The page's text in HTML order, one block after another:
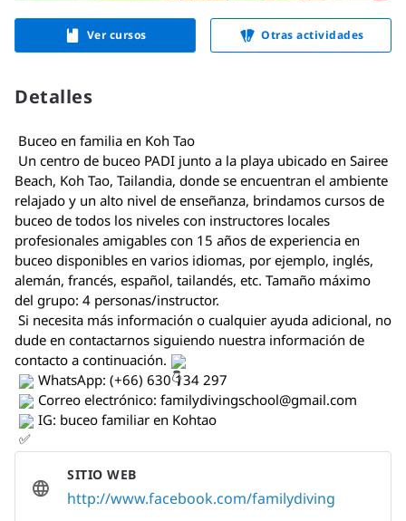
Ver cursos Otras actividades
Detalles
Buceo en familia en Koh Tao
Beach, Koh Tao, Tailandia, donde se encuentran el ambiente
relajado y un alto nivel de enseñanza, brindamos cursos de
buceo de todos los niveles con instructores locales
profesionales amigables con 15 años de experiencia en
buceo disponibles en varios idiomas, por ejemplo, inglés,
alemán, francés, español, tailandés, etc. Tamaño máximo
del grupo: 4 personas/instructor.
dude en contactarnos siguiendo nuestra información de
contacto a continuación.
WhatsApp: (+66) 630 134 297
Correo electrónico: familydivingschool@gmail.com
IG: buceo familiar en Kohtao
SITIO WEB
http://www.facebook.com/familydiving